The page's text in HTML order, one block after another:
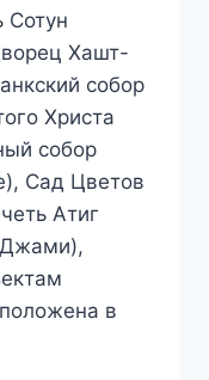
Сотун
Хашт-
собор
Христа
собор
Сад Цветов
Атиг
в